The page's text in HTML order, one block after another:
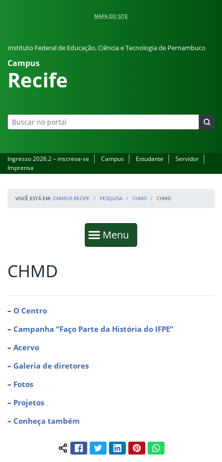
MAPA DO SITE
Instituto Federal de Educação, Ciência e Tecnologia de Pernambuco
Campus
Recife
Ingresso 2026.2 – inscreva-se Campus Estudante
Servidor
Imprensa
VOCÊ ESTÁ EM: CAMPUS RECIFE PESQUISA CHMD CHMD
Mostrar
Menu
Fim da navegação
Início do conteúdo
CHMD
– O Centro
– Campanha “Faço Parte da História do IFPE”
– Acervo
– Galeria de diretores
– Fotos
– Projetos
– Conheça também
Compartilhar conteúdo:
FacebookTwitterLinkedInPinterestWhatsApp